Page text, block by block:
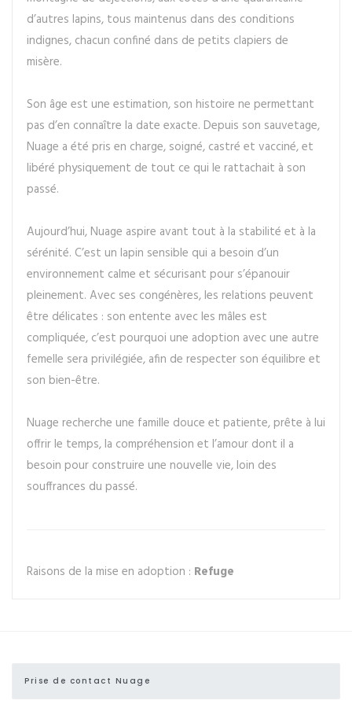
d’autres lapins, tous maintenus dans des conditions
indignes, chacun confiné dans de petits clapiers de
misère.
Son âge est une estimation, son histoire ne permettant
pas d’en connaître la date exacte. Depuis son sauvetage,
Nuage a été pris en charge, soigné, castré et vacciné, et
libéré physiquement de tout ce qui le rattachait à son
passé.
Aujourd’hui, Nuage aspire avant tout à la stabilité et à la
sérénité. C’est un lapin sensible qui a besoin d’un
environnement calme et sécurisant pour s’épanouir
pleinement. Avec ses congénères, les relations peuvent
être délicates : son entente avec les mâles est
compliquée, c’est pourquoi une adoption avec une autre
femelle sera privilégiée, afin de respecter son équilibre et
son bien-être.
Nuage recherche une famille douce et patiente, prête à lui
offrir le temps, la compréhension et l’amour dont il a
besoin pour construire une nouvelle vie, loin des
souffrances du passé.
Raisons de la mise en adoption : Refuge